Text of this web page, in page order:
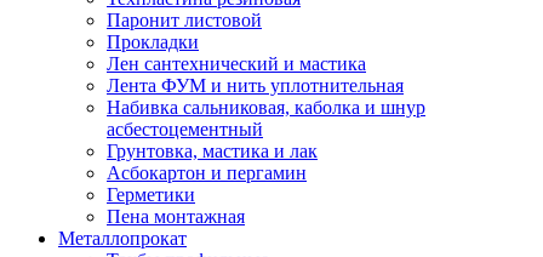
Паронит листовой
Прокладки
Лен сантехнический и мастика
Лента ФУМ и нить уплотнительная
Набивка сальниковая, каболка и шнур
асбестоцементный
Грунтовка, мастика и лак
Асбокартон и пергамин
Герметики
Пена монтажная
Металлопрокат